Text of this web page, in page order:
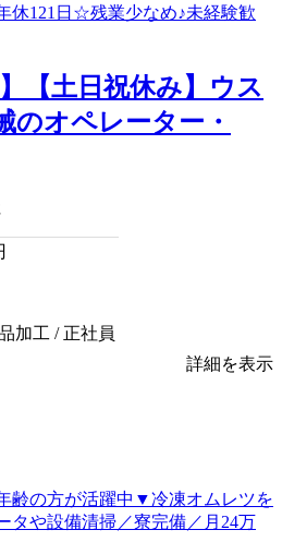
】【土日祝休み】ウス
のオペレーター・
加工 / 正社員
詳細を表示